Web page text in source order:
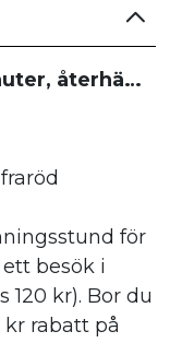
Vila på IR värmematta 45 minuter, återhämtning
för
besök i
kr). Bor du
rabatt på